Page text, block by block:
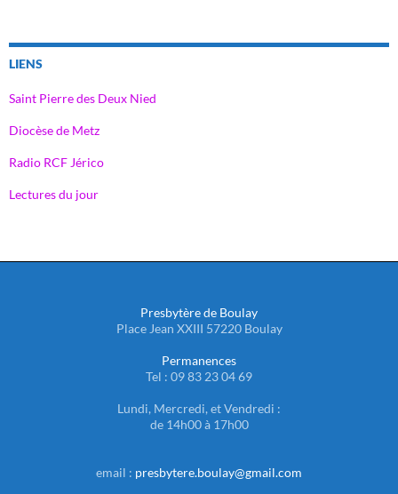
LIENS
Saint Pierre des Deux Nied
Diocèse de Metz
Radio RCF Jérico
Lectures du jour
Presbytère de Boulay
Place Jean XXIII 57220 Boulay
Permanences
Tel : 09 83 23 04 69
Lundi, Mercredi, et Vendredi :
de 14h00 à 17h00
email : presbytere.boulay@gmail.com